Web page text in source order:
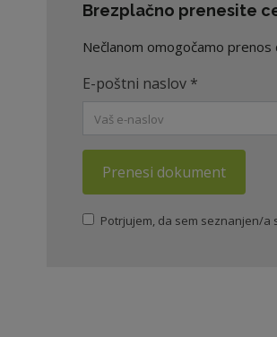
Brezplačno prenesite
Nečlanom omogočamo
E-poštni naslov *
Prenesi dokument
Potrjujem, da sem seznanjen/a